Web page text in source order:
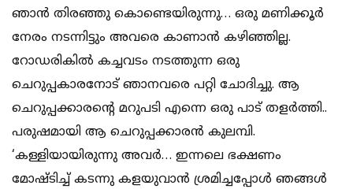
ഞാൻ തിരഞ്ഞു കൊണ്ടെയിരുന്നു… ഒരു മണിക്കൂർ
നേരം നടന്നിട്ടും അവരെ കാണാൻ കഴിഞ്ഞില്ല.
റോഡരികിൽ കച്ചവടം നടത്തുന്ന ഒരു
ചെറുപ്പകാരനോട് ഞാനവരെ പറ്റി ചോദിച്ചു. ആ
ചെറുപ്പക്കാരന്റെ മറുപടി എന്നെ ഒരു പാട് തളർത്തി..
പരുഷമായി ആ ചെറുപ്പക്കാരൻ കുലമ്പി.
‘കള്ളിയായിരുന്നു അവർ… ഇന്നലെ ഭക്ഷണം
മോഷ്ടിച്ച് കടന്നു കളയുവാൻ ശ്രമിച്ചപ്പോൾ ഞങ്ങൾ